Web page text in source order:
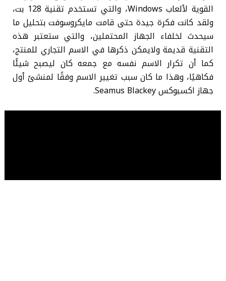
القوية لألعاب Windows، والتي تستخدم تقنية 128 بت،
ولقد كانت فكرة جيدة حتى قامت مايكروسوفت بتحليل ما
سيحدث لخلفاء الجهاز المحتملين، والتي ستعتبر هذه
التقنية قديمة ولايمكن ذكرها في الاسم التجاري للمنتج،
كما أن تكرار الاسم نفسه مع جمعه كان ليصبح شيئًا
فكاهيًا، وهذا ما كان سبب تغيير الاسم وفقًا لمنشئ أول
جهاز اكسبوكس Seamus Blackey.